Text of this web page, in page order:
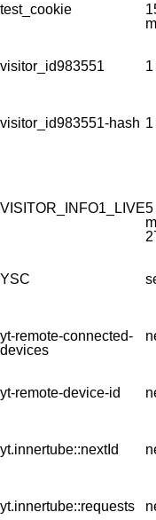
test_cookie
visitor_id983551
visitor_id983551-hash
VISITOR_INFO1_LIVE5
YSC
yt-remote-connected-
devices
yt-remote-device-id
yt.innertube::nextId
yt.innertube::requests